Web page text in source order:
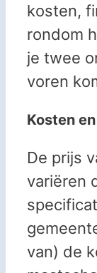
kosten,
rondom
je twee
voren
Kosten
De prijs
variëren
van) de